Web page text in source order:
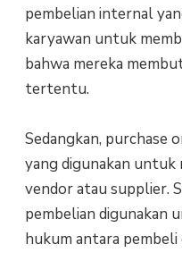
pembelian internal
karyawan untuk
bahwa mereka
tertentu.
Sedangkan, purchase
yang digunakan untuk
vendor atau supplier.
pembelian digunakan
hukum antara pembeli